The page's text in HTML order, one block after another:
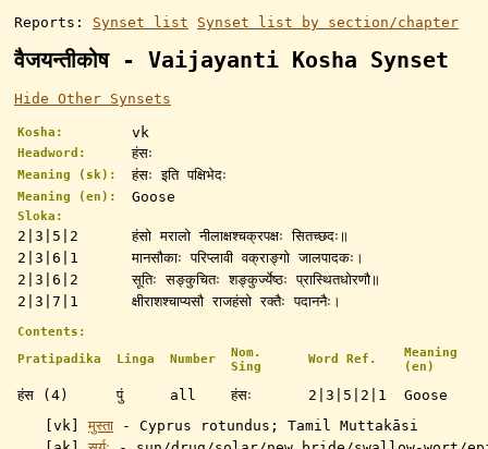
Reports: Synset list Synset list by section/chapter
वैजयन्तीकोष - Vaijayanti Kosha Synset
Hide Other Synsets
Kosha: vk
Headword: हंसः
Meaning (sk): हंसः इति पक्षिभेदः
Meaning (en): Goose
Sloka:
2|3|5|2
हंसो मरालो नीलाक्षश्चक्रपक्षः सितच्छदः॥
2|3|6|1
मानसौकाः परिप्लावी वक्राङ्गो जालपादकः।
2|3|6|2
सूतिः सङ्कुचितः शङ्कुर्ज्येष्ठः प्रास्थितधोरणौ॥
2|3|7|1
क्षीराशश्चाप्यसौ राजहंसो रक्तैः पदाननैः।
Contents:
Pratipadika
Linga Number
Nom.
Sing
Word Ref.
Meaning
(en)
हंस (4) पुं all हंसः 2|3|5|2|1
Goose
[vk]मुस्ता - Cyprus rotundus; Tamil Muttakāsi